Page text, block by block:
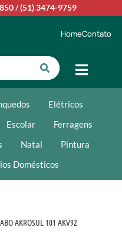
/(51) 3474-9759
HomeContato
Elétricos
Escolar
Ferragens
Natal
Pintura
Domésticos
AKROSUL 101 AKV92